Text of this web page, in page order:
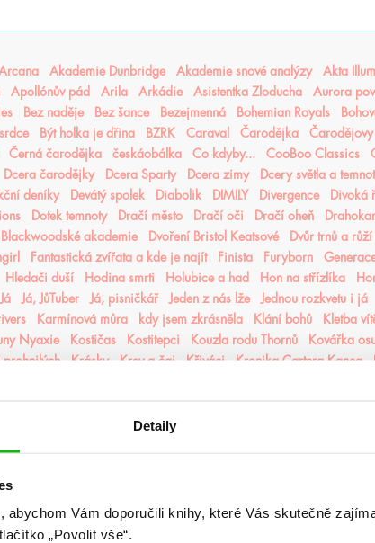
Detaily
abychom Vám doporučili knihy, které Vás skutečně
„Povolit vše“.
Akademie Dunbridge Akademie snové analýzy Akta
Apollónův pád Arila Arkádie Asistentka Zloducha Aurora
Bez naděje Bez šance Bezejmenná Bohemian Royals
Být holka je dřina BZRK Caraval Čarodějka
Černá čarodějka českáobálka Co kdyby... CooBoo Classics
Dcera čarodějky Dcera Sparty Dcera zimy Dcery světla a
deníky Devátý spolek Diabolik DIMILY Divergence Divoká
Dotek temnoty Dračí město Dračí oči Dračí oheň
Blackwoodské akademie Dvoření Bristol Keatsové Dvůr trnů a růží
Fantastická zvířata a kde je najít Finista Furyborn
Hledači duší Hodina smrti Holubice a had Hon na střízlíka
Já Já, JůTuber Já, pisničkář Jeden z nás lže Jednou rozkvetu i já
Karmínová můra kdy jsem zkrásněla Klání bohů Kletba
Nyaxie Kostičas Kostitepci Kouzla rodu Thornů Kovářka
prohnilých Krásky Krev a čaj Křiváci Kronika Cartera Kanea
Letopisy Podzemě
ztrát
Naše zakázané vášně Naslouchač Nástroje smrti něcosipřej